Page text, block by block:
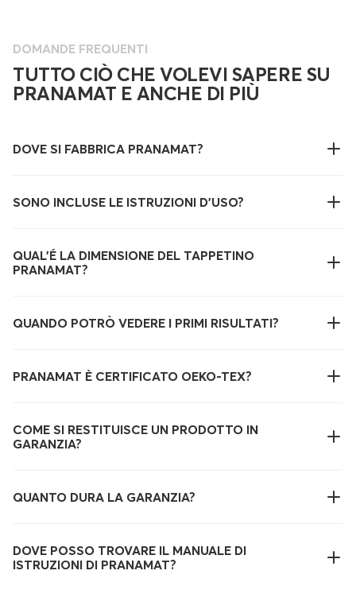
DOMANDE FREQUENTI
TUTTO CIÒ CHE VOLEVI SAPERE SU
PRANAMAT E ANCHE DI PIÙ
DOVE SI FABBRICA PRANAMAT?
SONO INCLUSE LE ISTRUZIONI D'USO?
QUAL’É LA DIMENSIONE DEL TAPPETINO
PRANAMAT?
QUANDO POTRÒ VEDERE I PRIMI RISULTATI?
PRANAMAT È CERTIFICATO OEKO-TEX?
COME SI RESTITUISCE UN PRODOTTO IN
GARANZIA?
QUANTO DURA LA GARANZIA?
DOVE POSSO TROVARE IL MANUALE DI
ISTRUZIONI DI PRANAMAT?